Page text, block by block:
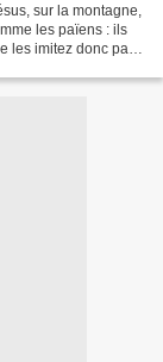
sur la montagne,
les païens : ils
les imitez donc pas,